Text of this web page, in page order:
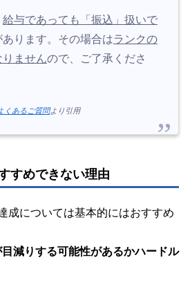
給与であっても「振込」扱いで
あります。その場合はランクの
ませんので、ご了承くださ
くあるご質問より引用
すめできない理由
成については基本的にはおすすめ
減りする可能性があるかハードル